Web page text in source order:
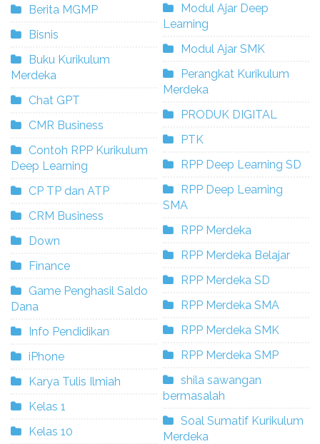
Berita MGMP
Bisnis
Buku Kurikulum
Merdeka
Chat GPT
CMR Business
Contoh RPP Kurikulum
Deep Learning
CP TP dan ATP
CRM Business
Down
Finance
Game Penghasil Saldo
Dana
Info Pendidikan
iPhone
Karya Tulis Ilmiah
Kelas 1
Kelas 10
Modul Ajar Deep
Learning
Modul Ajar SMK
Perangkat Kurikulum
Merdeka
PRODUK DIGITAL
PTK
RPP Deep Learning SD
RPP Deep Learning
SMA
RPP Merdeka
RPP Merdeka Belajar
RPP Merdeka SD
RPP Merdeka SMA
RPP Merdeka SMK
RPP Merdeka SMP
shila sawangan
bermasalah
Soal Sumatif Kurikulum
Merdeka